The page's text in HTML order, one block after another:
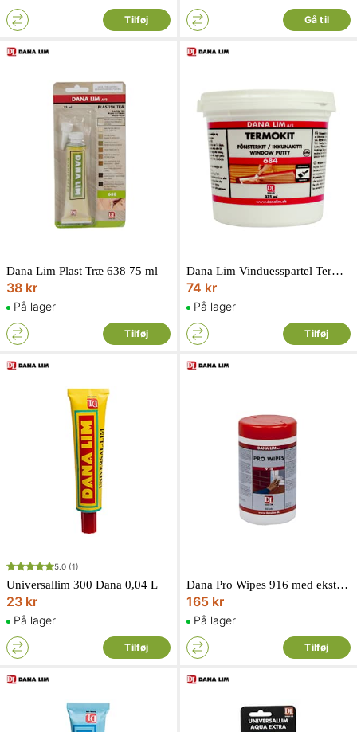
Tilføj Gå til
Dana Lim Plast Træ 638 75 ml
38 kr
På lager
Tilføj
Dana Lim Vinduesspartel Termokit 684 Lysegrå 375 ml
74 kr
På lager
Tilføj
5.0 (1)
Universallim 300 Dana 0,04 L
23 kr
På lager
Tilføj
Dana Pro Wipes 916 med ekstra renseeffekt 80 stk.
165 kr
På lager
Tilføj